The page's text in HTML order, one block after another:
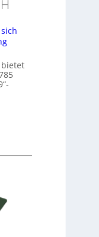
bietet